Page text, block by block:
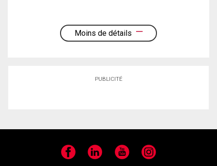
Moins de détails
PUBLICITÉ
Facebook LinkedIn YouTube Instagram